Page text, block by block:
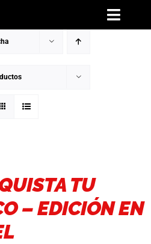
Blog
TU
– EDICIÓN EN